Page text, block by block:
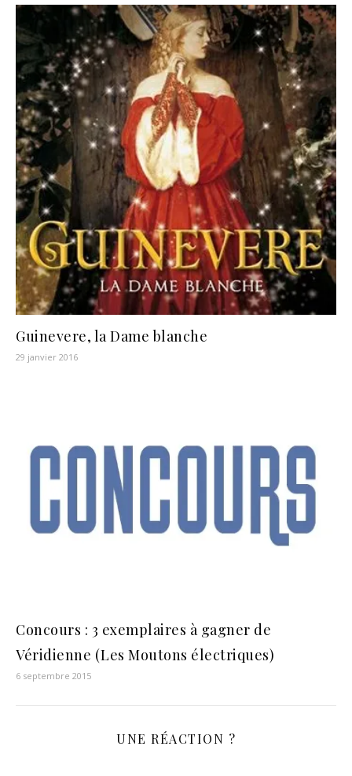
Guinevere, la Dame blanche
29 janvier 2016
Concours : 3 exemplaires à gagner de
Véridienne (Les Moutons électriques)
6 septembre 2015
UNE RÉACTION ?